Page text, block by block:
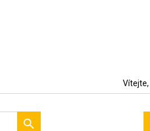
Vítejte,
